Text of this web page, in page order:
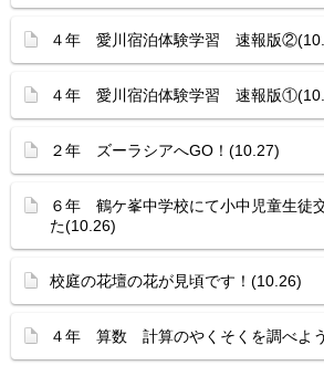
４年 愛川宿泊体験学習 速報版
４年 愛川宿泊体験学習 速報版
２年 ズーラシアへGO！(10.27)
６年 鶴ケ峯中学校にて小中児童生徒
た(10.26)
校庭の花壇の花が見頃です！(10.26)
４年 算数 計算のやくそくを調べよ